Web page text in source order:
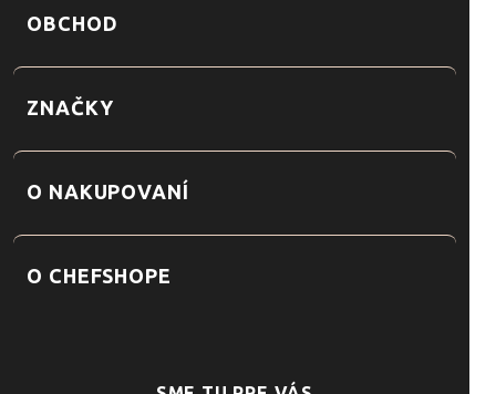
OBCHOD
ZNAČKY
O NAKUPOVANÍ
O CHEFSHOPE